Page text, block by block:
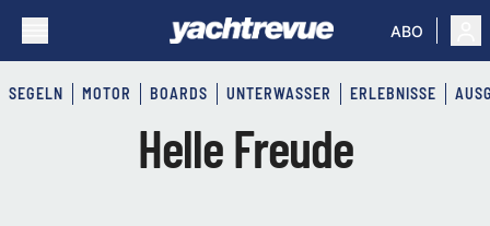
ABO
SEGELN MOTOR BOARDS UNTERWASSER ERLEBNISSE
Helle Freude